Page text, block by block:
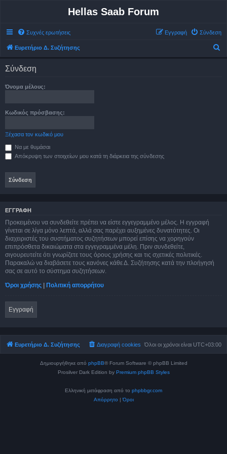
Hellas Saab Forum
Συχνές ερωτήσεις Σύνδεση
Εγγραφή
Ευρετήριο Δ. Συζήτησης
Σύνδεση
Όνομα μέλους:
Κωδικός πρόσβασης:
Ξέχασα τον κωδικό μου
Να με θυμάσαι
Απόκρυψη των στοιχείων μου κατά τη διάρκεια της σύνδεσης
ΕΓΓΡΑΦΉ
Προκειμένου να συνδεθείτε πρέπει να είστε εγγεγραμμένο μέλος. Η εγγραφή
γίνεται σε λίγα μόνο λεπτά, αλλά σας παρέχει αυξημένες δυνατότητες. Οι
διαχειριστές του συστήματος συζητήσεων μπορεί επίσης να χορηγούν
επιπρόσθετα δικαιώματα στα εγγεγραμμένα μέλη. Πριν συνδεθείτε,
σιγουρευτείτε ότι γνωρίζετε τους όρους χρήσης και τις σχετικές πολιτικές.
Παρακαλώ να διαβάσετε τους κανόνες κάθε Δ. Συζήτησης κατά την πλοήγησή
σας σε αυτό το σύστημα συζητήσεων.
Όροι χρήσης | Πολιτική απορρήτου
Εγγραφή
Ευρετήριο Δ. Συζήτησης Όλοι οι χρόνοι είναι UTC+03:00
Διαγραφή cookies
Δημιουργήθηκε από phpBB® Forum Software © phpBB Limited
Prosilver Dark Edition by Premium phpBB Styles
Ελληνική μετάφραση από το phpbbgr.com
Απόρρητο |Όροι